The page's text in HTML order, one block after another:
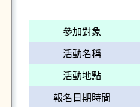
參加對象
活動名稱
活動地點
報名日期時間